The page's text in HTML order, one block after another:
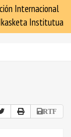
Internacional
Institutua
RTF